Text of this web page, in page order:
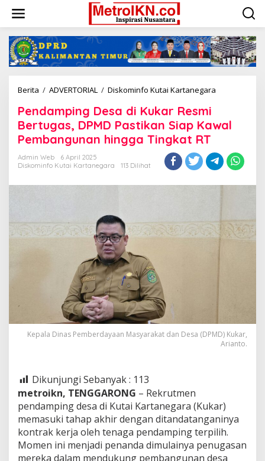
konten
Berita / ADVERTORIAL / Diskominfo Kutai Kartanegara
Kukar
Resmi
DPMD
Pastikan
Kawal
RT
Pendamping Desa di Kukar Resmi
Bertugas, DPMD Pastikan Siap Kawal
Pembangunan hingga Tingkat RT
Admin Web
6 April 2025
Diskominfo Kutai Kartanegara
113 Dilihat
Kepala Dinas Pemberdayaan Masyarakat dan Desa (DPMD) Kukar,
Arianto.
Dikunjungi Sebanyak : 113
metroikn, TENGGARONG – Rekrutmen
pendamping desa di Kutai Kartanegara (Kukar)
memasuki tahap akhir dengan ditandatanganinya
kontrak kerja oleh tenaga pendamping terpilih.
Momen ini menjadi penanda dimulainya penugasan
mereka dalam mendukung pembangunan desa